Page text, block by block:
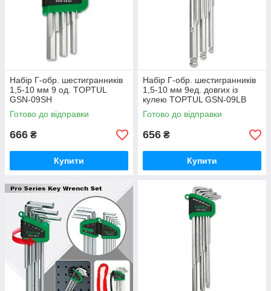
Набір Г-обр. шестигранників
1,5-10 мм 9 од. TOPTUL
GSN-09SH
Готово до відправки
666 ₴
Купити
Набір Г-обр. шестигранників
1,5-10 мм 9ед. довгих із
кулею TOPTUL GSN-09LB
Готово до відправки
656 ₴
Купити